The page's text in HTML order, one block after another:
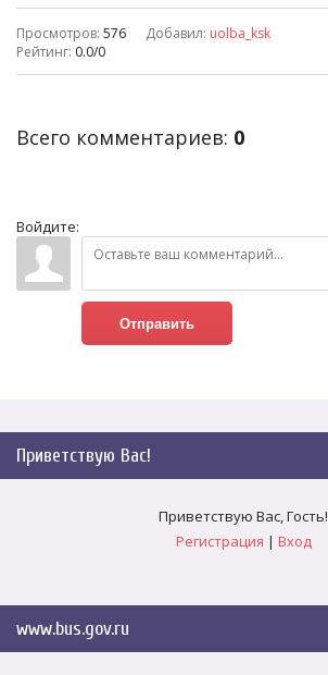
Просмотров: 576 Добавил: uolba_ksk
Рейтинг: 0.0/0
Всего комментариев: 0
Войдите:
Отправить
Приветствую Вас!
Приветствую Вас,Гость!
Регистрация | Вход
www.bus.gov.ru